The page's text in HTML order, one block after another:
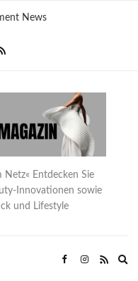
News
Netz« Entdecken Sie
Innovationen sowie
und Lifestyle